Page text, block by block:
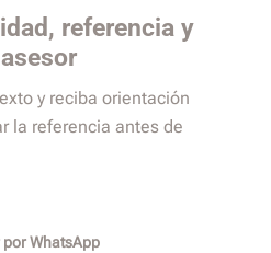
referencia y
y reciba orientación
la referencia antes de
WhatsApp